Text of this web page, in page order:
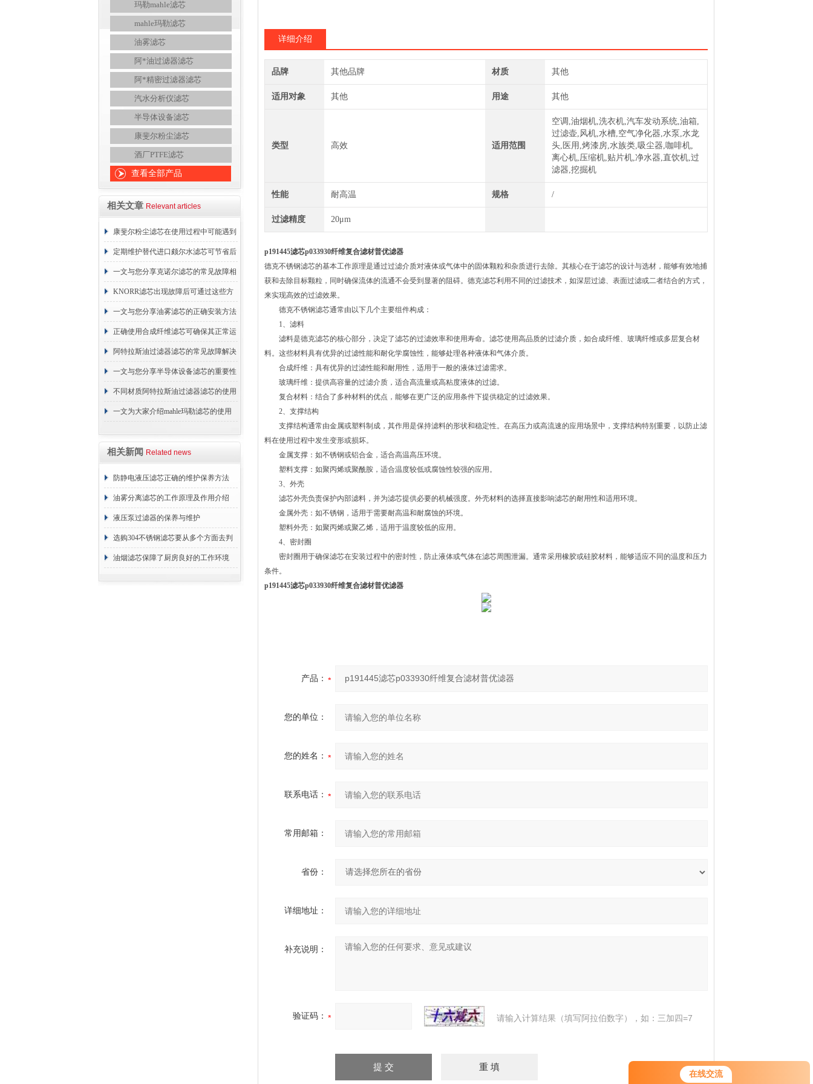
在线交流
玛勒mahle滤芯
mahle玛勒滤芯
油雾滤芯
阿*油过滤器滤芯
阿*精密过滤器滤芯
汽水分析仪滤芯
半导体设备滤芯
康斐尔粉尘滤芯
酒厂PTFE滤芯
查看全部产品
相关文章 Relevant articles
康斐尔粉尘滤芯在使用过程中可能遇到
的故障相应解决方法分享
定期维护替代进口颇尔水滤芯可节省后
续更换成本
一文与您分享克诺尔滤芯的常见故障相
应解决方法
KNORR滤芯出现故障后可通过这些方
法解决
一文与您分享油雾滤芯的正确安装方法
正确使用合成纤维滤芯可确保其正常运
行
阿特拉斯油过滤器滤芯的常见故障解决
方法介绍
一文与您分享半导体设备滤芯的重要性
不同材质阿特拉斯油过滤器滤芯的使用
周期区别介绍
一文为大家介绍mahle玛勒滤芯的使用
相关新闻 Related news
防静电液压滤芯正确的维护保养方法
油雾分离滤芯的工作原理及作用介绍
液压泵过滤器的保养与维护
选购304不锈钢滤芯要从多个方面去判
断
油烟滤芯保障了厨房良好的工作环境
详细介绍
品牌 其他品牌 材质 其他
适用对象 其他 用途 其他
类型 高效 适用范围
空调,油烟机,洗衣机,汽车发动系统,油箱,
过滤壶,风机,水槽,空气净化器,水泵,水龙
头,医用,烤漆房,水族类,吸尘器,咖啡机,
离心机,压缩机,贴片机,净水器,直饮机,过
滤器,挖掘机
性能 耐高温 规格 /
过滤精度 20μm
p191445滤芯p033930纤维复合滤材普优滤器
德克不锈钢滤芯的基本工作原理是通过过滤介质对液体或气体中的固体颗粒和杂质进行去除。其核心在于滤芯的设计与选材，能够有效地捕
获和去除目标颗粒，同时确保流体的流通不会受到显著的阻碍。德克滤芯利用不同的过滤技术，如深层过滤、表面过滤或二者结合的方式，
来实现高效的过滤效果。
德克不锈钢滤芯通常由以下几个主要组件构成：
1、滤料
滤料是德克滤芯的核心部分，决定了滤芯的过滤效率和使用寿命。滤芯使用高品质的过滤介质，如合成纤维、玻璃纤维或多层复合材
料。这些材料具有优异的过滤性能和耐化学腐蚀性，能够处理各种液体和气体介质。
合成纤维：具有优异的过滤性能和耐用性，适用于一般的液体过滤需求。
玻璃纤维：提供高容量的过滤介质，适合高流量或高粘度液体的过滤。
复合材料：结合了多种材料的优点，能够在更广泛的应用条件下提供稳定的过滤效果。
2、支撑结构
支撑结构通常由金属或塑料制成，其作用是保持滤料的形状和稳定性。在高压力或高流速的应用场景中，支撑结构特别重要，以防止滤
料在使用过程中发生变形或损坏。
金属支撑：如不锈钢或铝合金，适合高温高压环境。
塑料支撑：如聚丙烯或聚酰胺，适合温度较低或腐蚀性较强的应用。
3、外壳
滤芯外壳负责保护内部滤料，并为滤芯提供必要的机械强度。外壳材料的选择直接影响滤芯的耐用性和适用环境。
金属外壳：如不锈钢，适用于需要耐高温和耐腐蚀的环境。
塑料外壳：如聚丙烯或聚乙烯，适用于温度较低的应用。
4、密封圈
密封圈用于确保滤芯在安装过程中的密封性，防止液体或气体在滤芯周围泄漏。通常采用橡胶或硅胶材料，能够适应不同的温度和压力
条件。
p191445滤芯p033930纤维复合滤材普优滤器
产品：
您的单位：
您的姓名：
联系电话：
常用邮箱：
省份：
详细地址：
补充说明：
验证码： 请输入计算结果（填写阿拉伯数字），如：三加四=7